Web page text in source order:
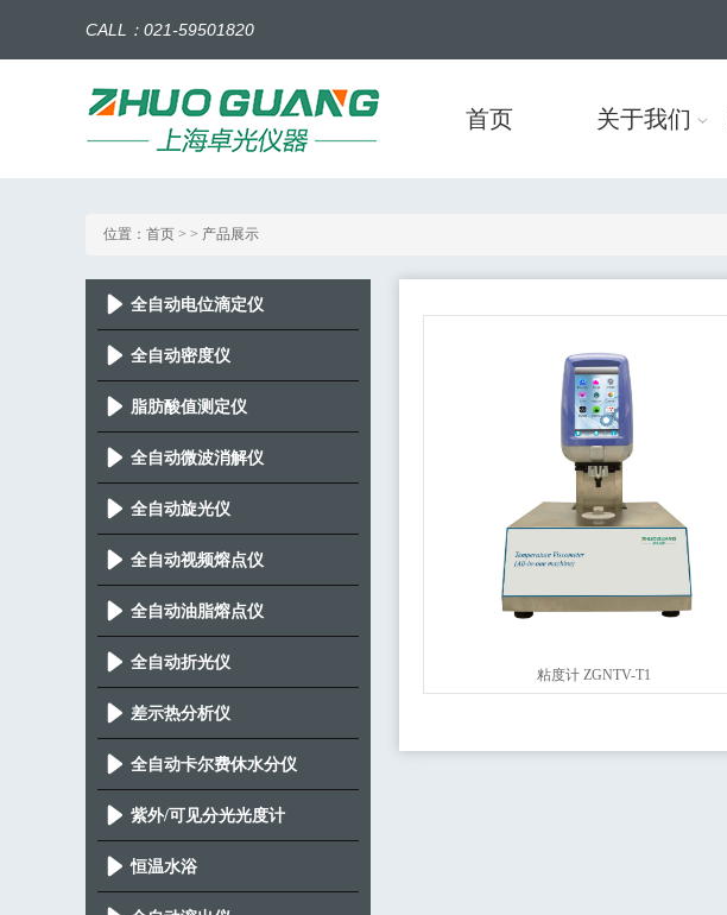
CALL：021-59501820
首页 关于我们
位置： 首页 > > 产品展示
全自动电位滴定仪
全自动密度仪
脂肪酸值测定仪
全自动微波消解仪
全自动旋光仪
全自动视频熔点仪
全自动油脂熔点仪
全自动折光仪
差示热分析仪
全自动卡尔费休水分仪
紫外/可见分光光度计
恒温水浴
粘度计 ZGNTV-T1